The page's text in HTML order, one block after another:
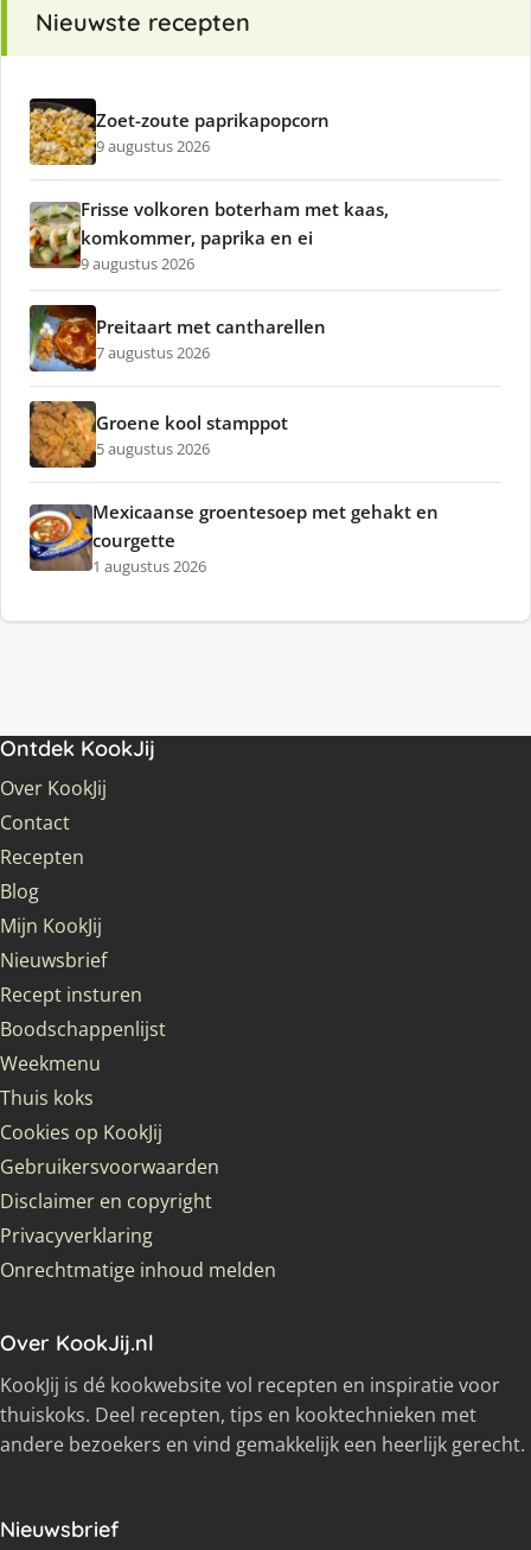
Nieuwste recepten
Zoet-zoute paprikapopcorn
9 augustus 2026
Frisse volkoren boterham met kaas,
komkommer, paprika en ei
9 augustus 2026
Preitaart met cantharellen
7 augustus 2026
Groene kool stamppot
5 augustus 2026
Mexicaanse groentesoep met gehakt en
courgette
1 augustus 2026
Ontdek KookJij
Over KookJij
Contact
Recepten
Blog
Mijn KookJij
Nieuwsbrief
Recept insturen
Boodschappenlijst
Weekmenu
Thuis koks
Cookies op KookJij
Gebruikersvoorwaarden
Disclaimer en copyright
Privacyverklaring
Onrechtmatige inhoud melden
Over KookJij.nl
KookJij is dé kookwebsite vol recepten en inspiratie voor
thuiskoks. Deel recepten, tips en kooktechnieken met
andere bezoekers en vind gemakkelijk een heerlijk gerecht.
Nieuwsbrief